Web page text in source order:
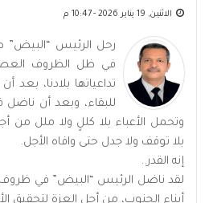
الاثنين, 19 يناير 2026 - 10:47 م
رحل الرئيس “البيض”
في ظل الظروف
تداعياتها بلادنا، بعد
للبقاء، وبعد أن
وتحمل الأعباء بلا كللٍ ولا ملل من
بلا توقف ولا جدل حتى وافاه الأجل.
إنه القدر..
لقد ناضل الرئيس “البيض” في ظروف
أبناء الجنوب، من أجل العزة لتحقيق